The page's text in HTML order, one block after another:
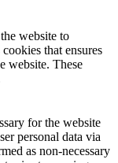
website to
that ensures
website. These
for the website
personal data via
as non-necessary